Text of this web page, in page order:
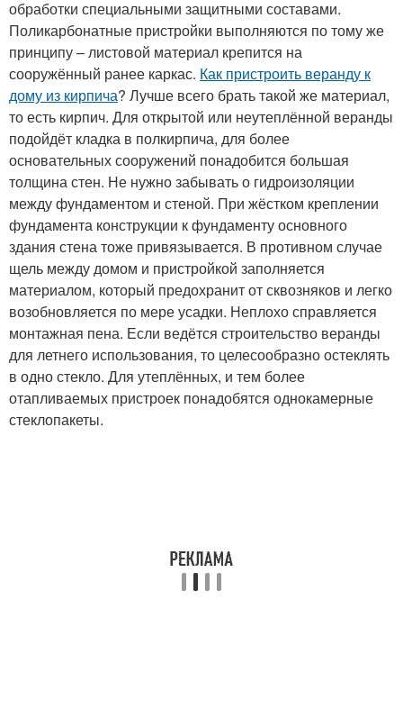
обработки специальными защитными составами.
Поликарбонатные пристройки выполняются по тому же
принципу – листовой материал крепится на
сооружённый ранее каркас. Как пристроить веранду к
дому из кирпича? Лучше всего брать такой же материал,
то есть кирпич. Для открытой или неутеплённой веранды
подойдёт кладка в полкирпича, для более
основательных сооружений понадобится большая
толщина стен. Не нужно забывать о гидроизоляции
между фундаментом и стеной. При жёстком креплении
фундамента конструкции к фундаменту основного
здания стена тоже привязывается. В противном случае
щель между домом и пристройкой заполняется
материалом, который предохранит от сквозняков и легко
возобновляется по мере усадки. Неплохо справляется
монтажная пена. Если ведётся строительство веранды
для летнего использования, то целесообразно остеклять
в одно стекло. Для утеплённых, и тем более
отапливаемых пристроек понадобятся однокамерные
стеклопакеты.